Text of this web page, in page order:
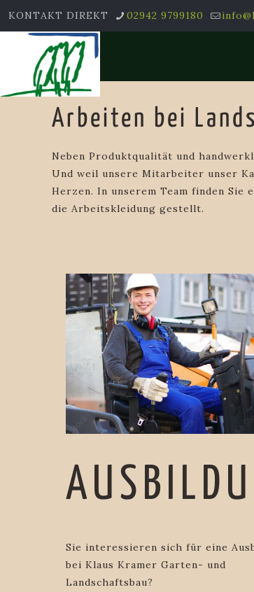
KONTAKT DIREKT 02942 9799180
Arbeiten bei
Neben Produktqualität und
Und weil unsere Mitarbeiter unser
Herzen. In unserem Team finden
die Arbeitskleidung gestellt.
Sie interessieren sich für eine
bei Klaus Kramer Garten- und
Landschaftsbau?